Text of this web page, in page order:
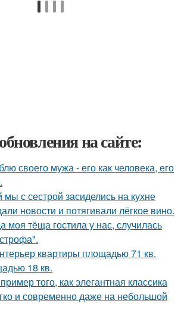
на сайте:
своего мужа - его как человека, его
с сестрой засиделись на кухне
новости и потягивали лёгкое вино.
моя тёща гостила у нас, случилась
квартиры площадью 71 кв.
18 кв.
того, как элегантная классика
и современно даже на небольшой